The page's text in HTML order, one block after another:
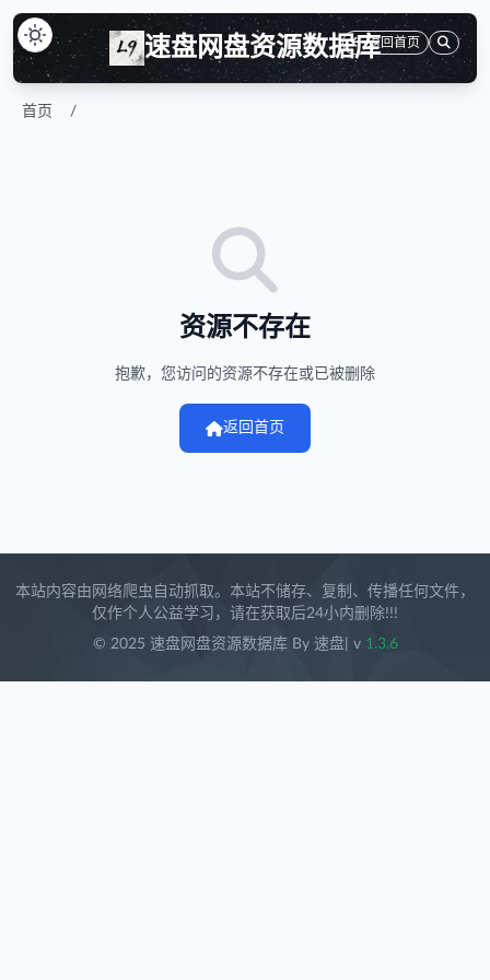
速盘网盘资源数据库返回首页
首页 /
资源不存在
抱歉，您访问的资源不存在或已被删除
返回首页
本站内容由网络爬虫自动抓取。本站不储存、复制、传播任何文件，
仅作个人公益学习，请在获取后24小内删除!!!
© 2025 速盘网盘资源数据库 By 速盘| v 1.3.6